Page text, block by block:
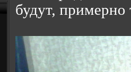
будут, примерно